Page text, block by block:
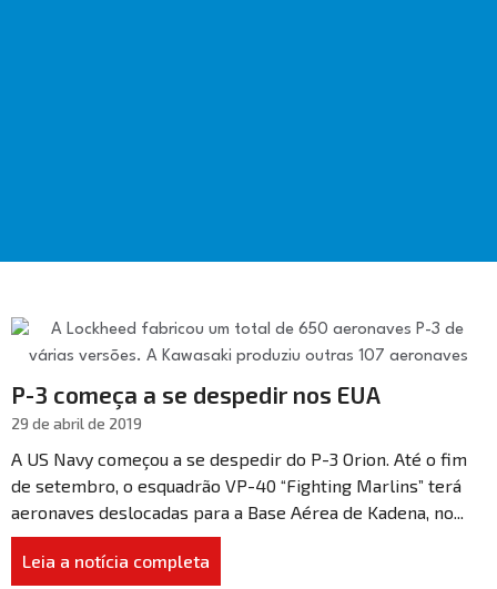
P-3 começa a se despedir nos EUA
29 de abril de 2019
A US Navy começou a se despedir do P-3 Orion. Até o fim
de setembro, o esquadrão VP-40 “Fighting Marlins” terá
aeronaves deslocadas para a Base Aérea de Kadena, no...
Leia a notícia completa